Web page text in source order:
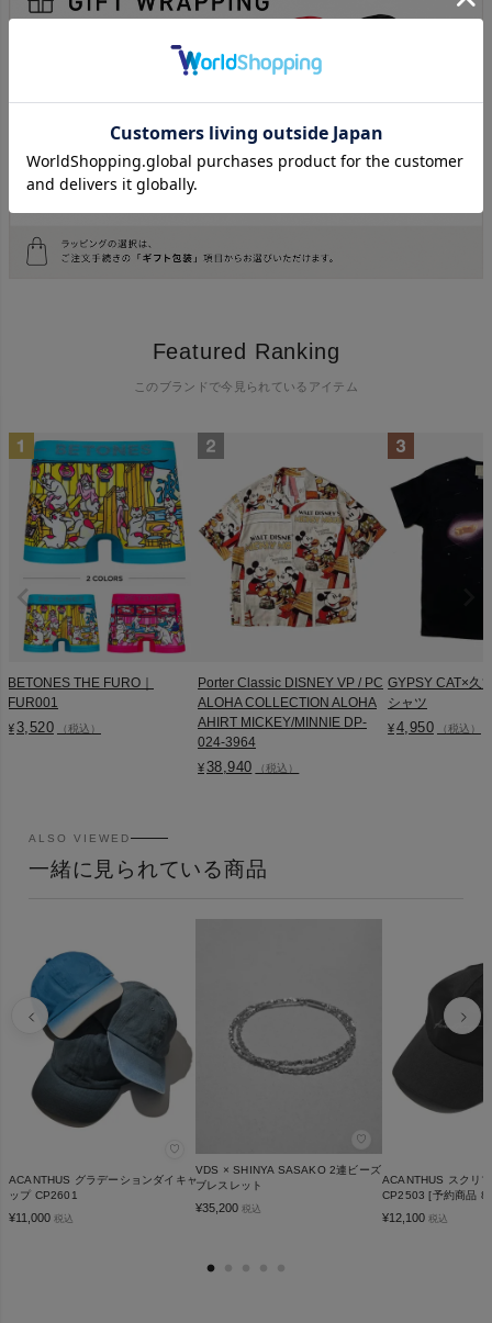
Featured Ranking
このブランドで今見られているアイテム
BETONES THE FURO｜
FUR001
¥ 3,520 （税込）
Porter Classic DISNEY VP / PC
ALOHA COLLECTION ALOHA
AHIRT MICKEY/MINNIE DP-
024-3964
¥ 38,940 （税込）
GYPSY CAT×久
シャツ
¥4,950 （税込）
ALSO VIEWED
一緒に見られている商品
♡
ACANTHUS グラデーションダイキャ
ップ CP2601
¥11,000 税込
♡
VDS × SHINYA SASAKO 2連ビーズ
ブレスレット
¥35,200 税込
ACANTHUS スクリ
CP2503 [予約商品 8
¥12,100 税込